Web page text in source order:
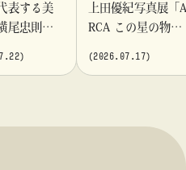
表する美
尾忠則が
上田優紀写真展「
RCA この星の物
(2026.07.17)